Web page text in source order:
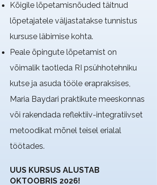
Kõigile lõpetamisnõuded täitnud
lõpetajatele väljastatakse tunnistus
kursuse läbimise kohta.
Peale õpingute lõpetamist on
võimalik taotleda RI psühhotehniku
kutse ja asuda tööle erapraksises,
Maria Baydari praktikute meeskonnas
või rakendada reflektiiv-integratiivset
metoodikat mõnel teisel erialal
töötades. ​​​​
UUS KURSUS ALUSTAB
OKTOOBRIS 2026!